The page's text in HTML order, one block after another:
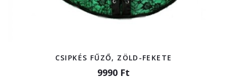
CSIPKÉS FŰZŐ, ZÖLD-FEKETE
9990 Ft